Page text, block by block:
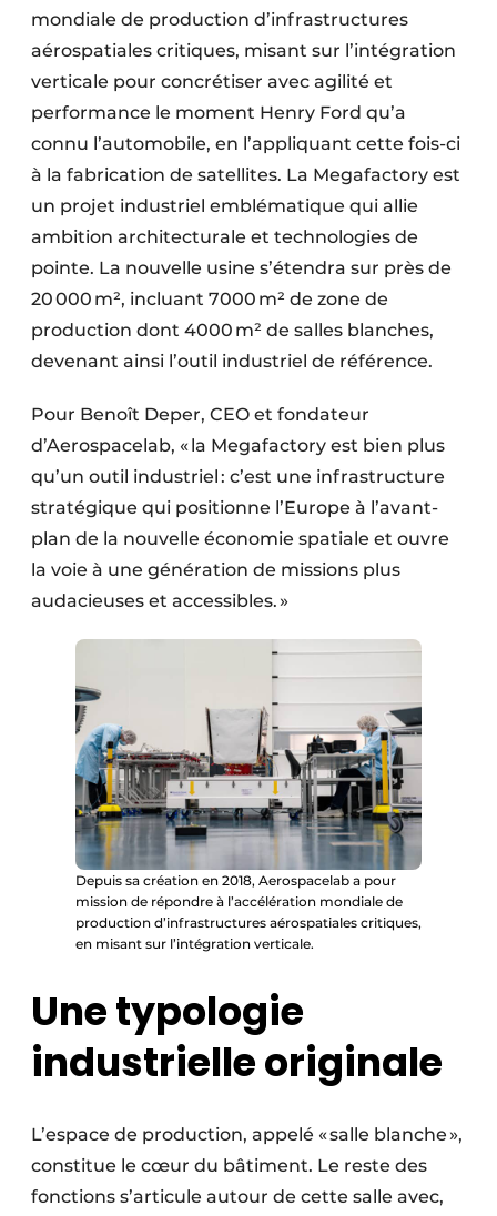
Sécurité incendie
Software
Techniques ferroviaires
Travaux ferroviaires
mondiale de production d’infrastructures
aérospatiales critiques, misant sur l’intégration
verticale pour concrétiser avec agilité et
performance le moment Henry Ford qu’a
connu l’automobile, en l’appliquant cette fois-ci
à la fabrication de satellites. La Megafactory est
un projet industriel emblématique qui allie
ambition architecturale et technologies de
pointe. La nouvelle usine s’étendra sur près de
20 000 m², incluant 7000 m² de zone de
production dont 4000 m² de salles blanches,
devenant ainsi l’outil industriel de référence.
Pour Benoît Deper, CEO et fondateur
d’Aerospacelab, « la Megafactory est bien plus
qu’un outil industriel : c’est une infrastructure
stratégique qui positionne l’Europe à l’avant-
plan de la nouvelle économie spatiale et ouvre
la voie à une génération de missions plus
audacieuses et accessibles. »
Depuis sa création en 2018, Aerospacelab a pour
mission de répondre à l’accélération mondiale de
production d’infrastructures aérospatiales critiques,
en misant sur l’intégration verticale.
Une typologie
industrielle originale
L’espace de production, appelé « salle blanche »,
constitue le cœur du bâtiment. Le reste des
fonctions s’articule autour de cette salle avec,